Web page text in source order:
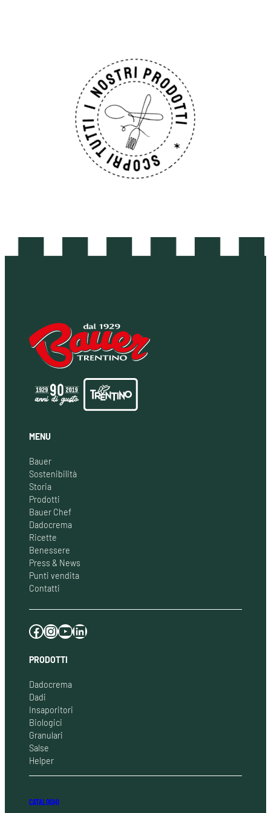
MENU
Bauer
Sostenibilità
Storia
Prodotti
Bauer Chef
Dadocrema
Ricette
Benessere
Press & News
Punti vendita
Contatti
Facebook Instagram YouTube LinkedIn
PRODOTTI
Dadocrema
Dadi
Insaporitori
Biologici
Granulari
Salse
Helper
CATALOGHI